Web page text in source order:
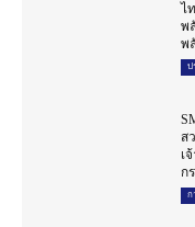
ไ
พ
พ
ป
ส
เ
ก
ก